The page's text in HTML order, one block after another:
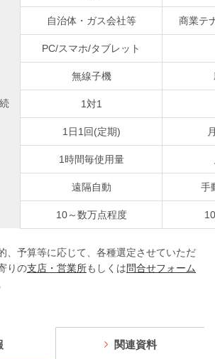
自治体・ガス会社等 商業テ
PC/スマホ/タブレット
無線子機
1対1
1日1回(定期)
1時間毎使用量
遠隔自動 手
10～数万点程度
、予算等に応じて、各種選定させていただ
りの支店・営業所もしくは問合せフォーム
関連資料